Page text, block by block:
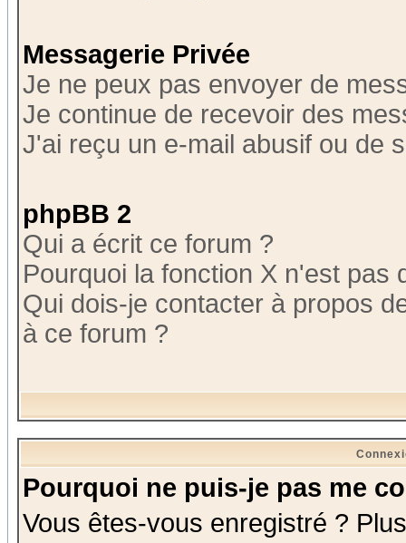
Messagerie Privée
Je ne peux pas envoyer de
Je continue de recevoir des
J'ai reçu un e-mail abusif ou de
phpBB 2
Qui a écrit ce forum ?
Pourquoi la fonction X n'est pas
Qui dois-je contacter à propos
à ce forum ?
Pourquoi ne puis-je pas me
Vous êtes-vous enregistré ?